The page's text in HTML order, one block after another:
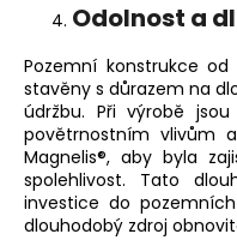
Odolnost a
Pozemní konstrukce od
stavěny s důrazem na
údržbu. Při výrobě
povětrnostním vlivům
Magnelis®, aby byla
spolehlivost. Tato
investice do
dlouhodobý zdroj